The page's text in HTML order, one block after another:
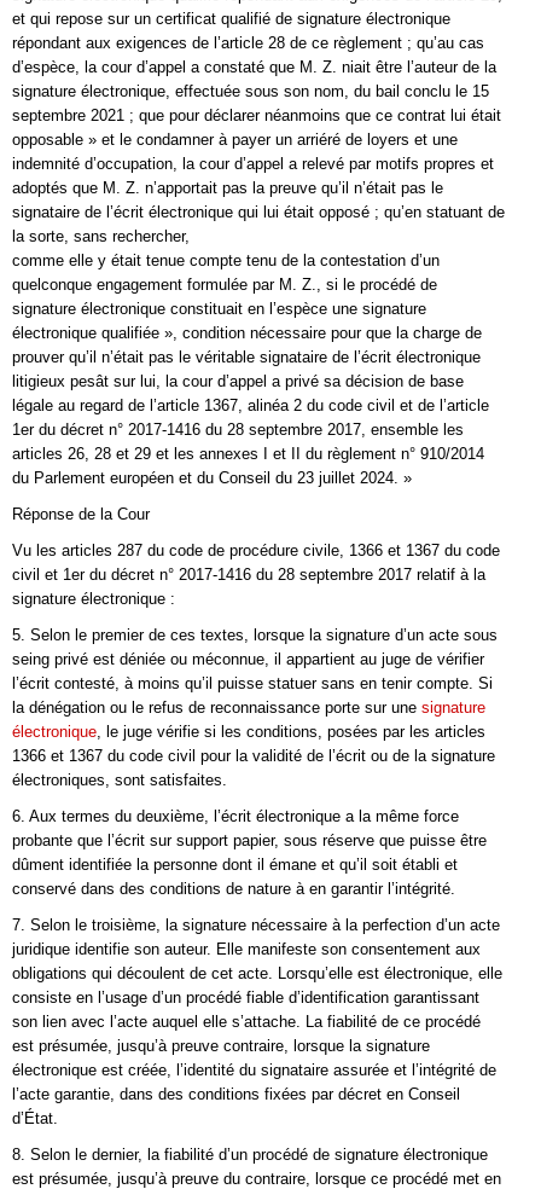
et qui repose sur un certificat qualifié de signature électronique
répondant aux exigences de l’article 28 de ce règlement ; qu’au cas
d’espèce, la cour d’appel a constaté que M. Z. niait être l’auteur de la
signature électronique, effectuée sous son nom, du bail conclu le 15
septembre 2021 ; que pour déclarer néanmoins que ce contrat lui était
opposable » et le condamner à payer un arriéré de loyers et une
indemnité d’occupation, la cour d’appel a relevé par motifs propres et
adoptés que M. Z. n’apportait pas la preuve qu’il n’était pas le
signataire de l’écrit électronique qui lui était opposé ; qu’en statuant de
la sorte, sans rechercher,
comme elle y était tenue compte tenu de la contestation d’un
quelconque engagement formulée par M. Z., si le procédé de
signature électronique constituait en l’espèce une signature
électronique qualifiée », condition nécessaire pour que la charge de
prouver qu’il n’était pas le véritable signataire de l’écrit électronique
litigieux pesât sur lui, la cour d’appel a privé sa décision de base
légale au regard de l’article 1367, alinéa 2 du code civil et de l’article
1er du décret n° 2017-1416 du 28 septembre 2017, ensemble les
articles 26, 28 et 29 et les annexes I et II du règlement n° 910/2014
du Parlement européen et du Conseil du 23 juillet 2024. »
Réponse de la Cour
Vu les articles 287 du code de procédure civile, 1366 et 1367 du code
civil et 1er du décret n° 2017-1416 du 28 septembre 2017 relatif à la
signature électronique :
5. Selon le premier de ces textes, lorsque la signature d’un acte sous
seing privé est déniée ou méconnue, il appartient au juge de vérifier
l’écrit contesté, à moins qu’il puisse statuer sans en tenir compte. Si
la dénégation ou le refus de reconnaissance porte sur une signature
électronique, le juge vérifie si les conditions, posées par les articles
1366 et 1367 du code civil pour la validité de l’écrit ou de la signature
électroniques, sont satisfaites.
6. Aux termes du deuxième, l’écrit électronique a la même force
probante que l’écrit sur support papier, sous réserve que puisse être
dûment identifiée la personne dont il émane et qu’il soit établi et
conservé dans des conditions de nature à en garantir l’intégrité.
7. Selon le troisième, la signature nécessaire à la perfection d’un acte
juridique identifie son auteur. Elle manifeste son consentement aux
obligations qui découlent de cet acte. Lorsqu’elle est électronique, elle
consiste en l’usage d’un procédé fiable d’identification garantissant
son lien avec l’acte auquel elle s’attache. La fiabilité de ce procédé
est présumée, jusqu’à preuve contraire, lorsque la signature
électronique est créée, l’identité du signataire assurée et l’intégrité de
l’acte garantie, dans des conditions fixées par décret en Conseil
d’État.
8. Selon le dernier, la fiabilité d’un procédé de signature électronique
est présumée, jusqu’à preuve du contraire, lorsque ce procédé met en